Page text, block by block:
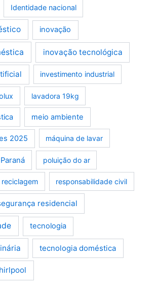
Identidade nacional
inovação
inovação tecnológica
investimento industrial
lavadora 19kg
meio ambiente
2025 máquina de lavar
Paraná poluição do ar
reciclagem responsabilidade civil
residencial
tecnologia
tecnologia doméstica